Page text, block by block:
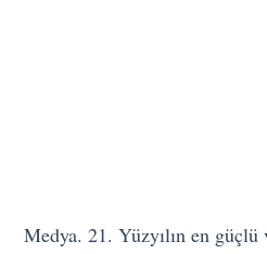
Medya. 21. Yüzyılın en